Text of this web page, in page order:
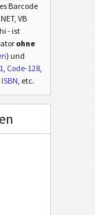
Barcode
VB
- ist
ohne
) und
, Code-128,
ISBN, etc.